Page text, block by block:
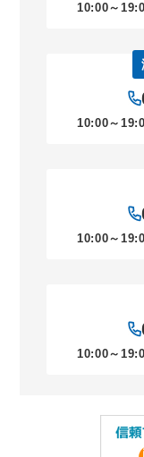
10:00～
10:00～
10:00～
10:00～